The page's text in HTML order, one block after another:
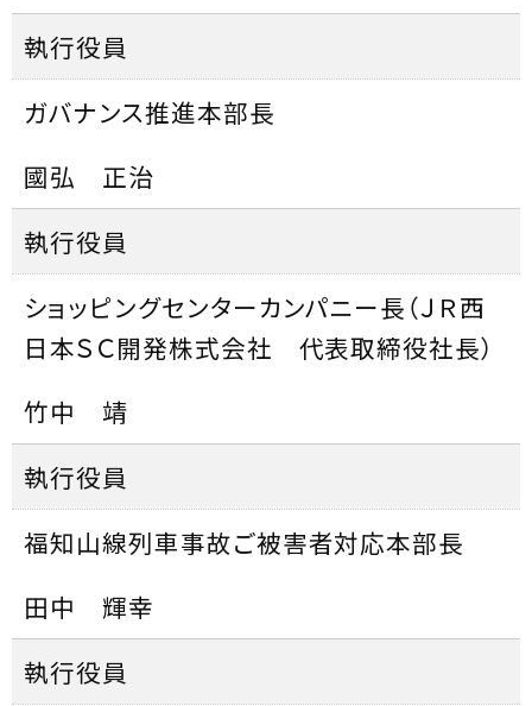
執行役員
ガバナンス推進本部長
國弘 正治
執行役員
ショッピングセンターカンパニー長（ＪＲ西
日本ＳＣ開発株式会社 代表取締役社長）
竹中 靖
執行役員
福知山線列車事故ご被害者対応本部長
田中 輝幸
執行役員